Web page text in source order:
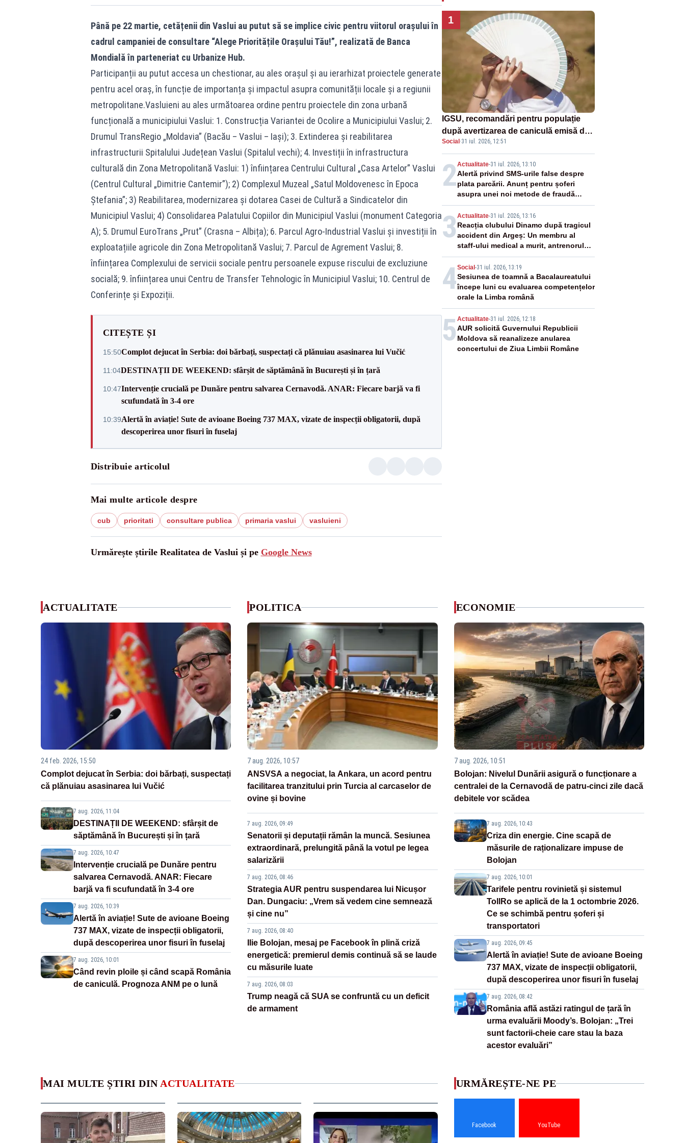
Până pe 22 martie, cetățenii din Vaslui au putut să se implice civic pentru viitorul orașului în
cadrul campaniei de consultare “Alege Prioritățile Orașului Tău!”, realizată de Banca
Mondială în parteneriat cu Urbanize Hub.
Participanții au putut accesa un chestionar, au ales orașul și au ierarhizat proiectele generate
pentru acel oraș, în funcție de importanța și impactul asupra comunității locale și a regiunii
metropolitane.Vasluieni au ales următoarea ordine pentru proiectele din zona urbană
funcțională a municipiului Vaslui: 1. Construcția Variantei de Ocolire a Municipiului Vaslui; 2.
Drumul TransRegio „Moldavia” (Bacău – Vaslui – Iași); 3. Extinderea și reabilitarea
infrastructurii Spitalului Județean Vaslui (Spitalul vechi); 4. Investiții în infrastructura
culturală din Zona Metropolitană Vaslui: 1) înființarea Centrului Cultural „Casa Artelor” Vaslui
(Centrul Cultural „Dimitrie Cantemir”); 2) Complexul Muzeal „Satul Moldovenesc în Epoca
Ștefania”; 3) Reabilitarea, modernizarea și dotarea Casei de Cultură a Sindicatelor din
Municipiul Vaslui; 4) Consolidarea Palatului Copiilor din Municipiul Vaslui (monument Categoria
A); 5. Drumul EuroTrans „Prut” (Crasna – Albița); 6. Parcul Agro-Industrial Vaslui și investiții în
exploatațiile agricole din Zona Metropolitană Vaslui; 7. Parcul de Agrement Vaslui; 8.
înființarea Complexului de servicii sociale pentru persoanele expuse riscului de excluziune
socială; 9. înființarea unui Centru de Transfer Tehnologic în Municipiul Vaslui; 10. Centrul de
Conferințe și Expoziții.
CITEȘTE ȘI
15:50Complot dejucat în Serbia: doi bărbați, suspectați că plănuiau asasinarea lui Vučić
11:04DESTINAȚII DE WEEKEND: sfârșit de săptămână în București și în țară
10:47Intervenție crucială pe Dunăre pentru salvarea Cernavodă. ANAR: Fiecare barjă va fi
scufundată în 3-4 ore
10:39Alertă în aviație! Sute de avioane Boeing 737 MAX, vizate de inspecții obligatorii, după
descoperirea unor fisuri în fuselaj
Distribuie articolul
Mai multe articole despre
cub prioritati consultare publica primaria vaslui vasluieni
Urmărește știrile Realitatea de Vaslui și pe Google News
1
IGSU, recomandări pentru populație
după avertizarea de caniculă emisă de
meteorologi
Social ·31 iul. 2026, 12:51
2Actualitate-31 iul. 2026, 13:10
Alertă privind SMS-urile false despre
plata parcării. Anunț pentru șoferi
asupra unei noi metode de fraudă
online
3 Actualitate-31 iul. 2026, 13:16
Reacția clubului Dinamo după tragicul
accident din Argeș: Un membru al
staff-ului medical a murit, antrenorul
Adrian Ropotan este în spital
4Social -31 iul. 2026, 13:19
Sesiunea de toamnă a Bacalaureatului
începe luni cu evaluarea competențelor
orale la Limba română
5 Actualitate-31 iul. 2026, 12:18
AUR solicită Guvernului Republicii
Moldova să reanalizeze anularea
concertului de Ziua Limbii Române
ACTUALITATE
24 feb. 2026, 15:50
Complot dejucat în Serbia: doi bărbați, suspectați
că plănuiau asasinarea lui Vučić
7 aug. 2026, 11:04
DESTINAȚII DE WEEKEND: sfârșit de
săptămână în București și în țară
7 aug. 2026, 10:47
Intervenție crucială pe Dunăre pentru
salvarea Cernavodă. ANAR: Fiecare
barjă va fi scufundată în 3-4 ore
7 aug. 2026, 10:39
Alertă în aviație! Sute de avioane Boeing
737 MAX, vizate de inspecții obligatorii,
după descoperirea unor fisuri în fuselaj
7 aug. 2026, 10:01
Când revin ploile și când scapă România
de caniculă. Prognoza ANM pe o lună
POLITICA
7 aug. 2026, 10:57
ANSVSA a negociat, la Ankara, un acord pentru
facilitarea tranzitului prin Turcia al carcaselor de
ovine și bovine
7 aug. 2026, 09:49
Senatorii și deputații rămân la muncă. Sesiunea
extraordinară, prelungită până la votul pe legea
salarizării
7 aug. 2026, 08:46
Strategia AUR pentru suspendarea lui Nicușor
Dan. Dungaciu: „Vrem să vedem cine semnează
și cine nu”
7 aug. 2026, 08:40
Ilie Bolojan, mesaj pe Facebook în plină criză
energetică: premierul demis continuă să se laude
cu măsurile luate
7 aug. 2026, 08:03
Trump neagă că SUA se confruntă cu un deficit
de armament
ECONOMIE
7 aug. 2026, 10:51
Bolojan: Nivelul Dunării asigură o funcționare a
centralei de la Cernavodă de patru-cinci zile dacă
debitele vor scădea
7 aug. 2026, 10:43
Criza din energie. Cine scapă de
măsurile de raționalizare impuse de
Bolojan
7 aug. 2026, 10:01
Tarifele pentru rovinietă și sistemul
TollRo se aplică de la 1 octombrie 2026.
Ce se schimbă pentru șoferi și
transportatori
7 aug. 2026, 09:45
Alertă în aviație! Sute de avioane Boeing
737 MAX, vizate de inspecții obligatorii,
după descoperirea unor fisuri în fuselaj
7 aug. 2026, 08:42
România află astăzi ratingul de țară în
urma evaluării Moody’s. Bolojan: „Trei
sunt factorii-cheie care stau la baza
acestor evaluări”
MAI MULTE ȘTIRI DINACTUALITATE URMĂREȘTE-NE PE
Facebook YouTube